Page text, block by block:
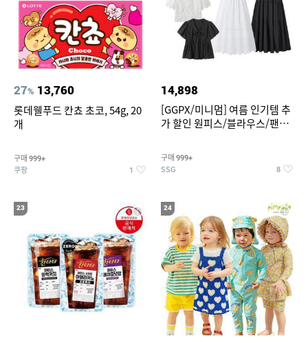
27% 13,760
롯데웰푸드 칸쵸 초코, 54g, 20
개
구매 999+
쿠팡 1
14,898
[GGPX/미니멈] 여름 인기템 추
가 할인 원피스/블라우스/팬츠
구매 999+
SSG 8
23 24